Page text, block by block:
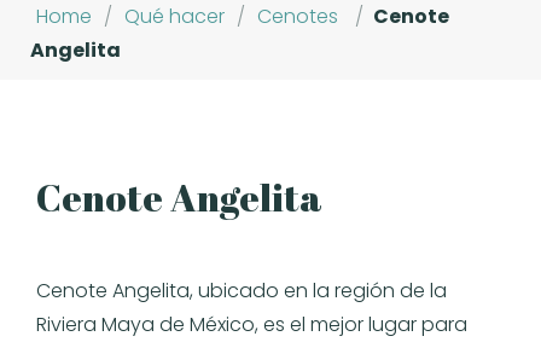
Home / Qué hacer / Cenotes / Cenote
Angelita
Cenote Angelita
Cenote Angelita, ubicado en la región de la
Riviera Maya de México, es el mejor lugar para